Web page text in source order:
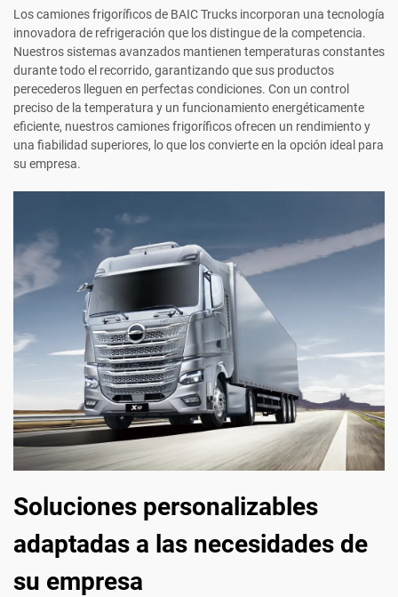
Los camiones frigoríficos de BAIC Trucks incorporan una tecnología
innovadora de refrigeración que los distingue de la competencia.
Nuestros sistemas avanzados mantienen temperaturas constantes
durante todo el recorrido, garantizando que sus productos
perecederos lleguen en perfectas condiciones. Con un control
preciso de la temperatura y un funcionamiento energéticamente
eficiente, nuestros camiones frigoríficos ofrecen un rendimiento y
una fiabilidad superiores, lo que los convierte en la opción ideal para
su empresa.
Soluciones personalizables
adaptadas a las necesidades de
su empresa